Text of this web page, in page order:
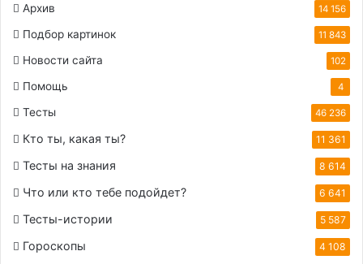
Архив 14 156
Подбор картинок 11 843
Новости сайта 102
Помощь 4
Тесты 46 236
Кто ты, какая ты? 11 361
Тесты на знания 8 614
Что или кто тебе подойдет? 6 641
Тесты-истории 5 587
Гороскопы 4 108